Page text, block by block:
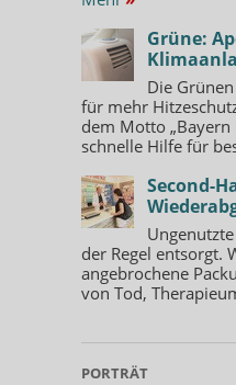
Grüne:
Die
für mehr
dem Motto
schnelle Hilfe für
Second-
der Regel entsorgt.
angebrochene
von Tod,
PORTRÄT